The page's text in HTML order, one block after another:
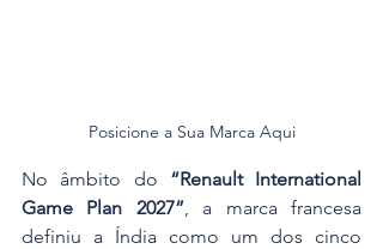
Posicione a Sua Marca Aqui
No âmbito do “Renault International
Game Plan 2027”, a marca francesa
definiu a Índia como um dos cinco